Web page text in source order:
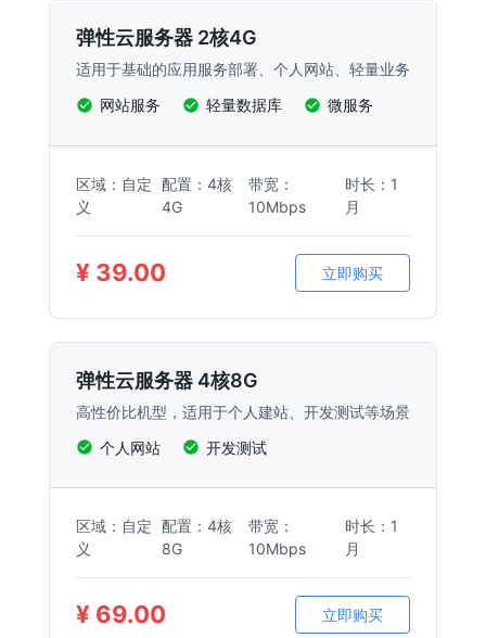
弹性云服务器 2核4G
适用于基础的应用服务部署、个人网站、轻量业务
网站服务
轻量数据库 微服务
区域：自定
义
配置：4核
4G
带宽：
10Mbps
时长：1
月
¥ 39.00 立即购买
弹性云服务器 4核8G
高性价比机型，适用于个人建站、开发测试等场景
个人网站
开发测试
区域：自定
义
配置：4核
8G
带宽：
10Mbps
时长：1
月
¥ 69.00 立即购买